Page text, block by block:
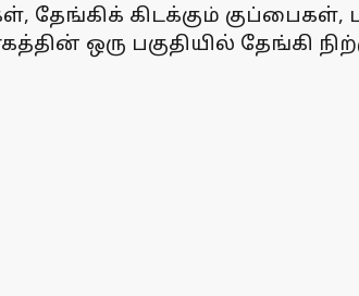
கிடக்கும் குப்பைகள்,
ஒரு பகுதியில் தேங்கி